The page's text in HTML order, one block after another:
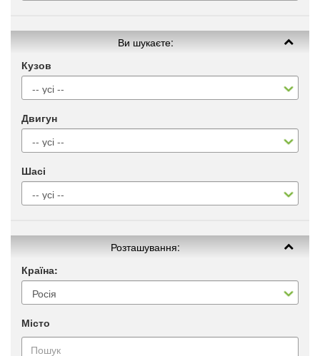
Ви шукаєте:
Кузов
Двигун
Шасі
Розташування:
Країна:
Місто